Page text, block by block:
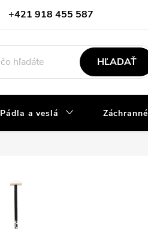
+421 918 455 587
info@vodacky-obchod.sk
HĽADAŤ
Pádla a veslá